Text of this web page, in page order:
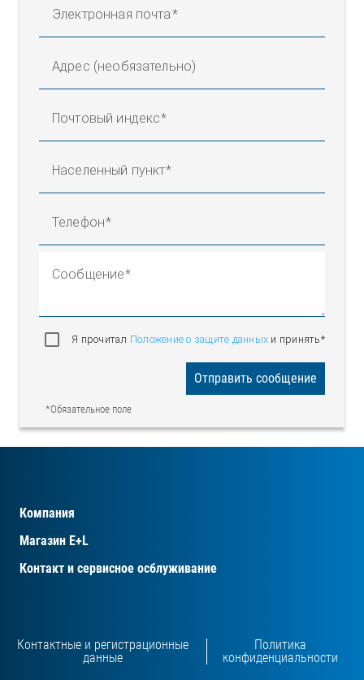
Электронная почта
Адрес (необязательно)
Почтовый индекс
Населенный пункт
Телефон
Сообщение
Я прочитал Положение о защите данных и принять*
*Обязательное поле
Отправить сообщение
Компания
Магазин E+L
Контакт и сервисное осблуживание
Контактные и регистрационные
данные
Политика
конфиденциальности